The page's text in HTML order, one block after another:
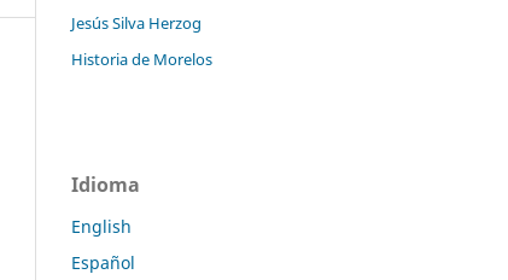
Jesús Silva Herzog
Historia de Morelos
Idioma
English
Español